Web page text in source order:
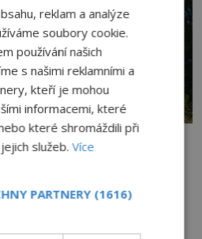
chodbách a přízraky
domy v Česku
vyprávěné u ohně. Po
reklam a analýze
soubory cookie.
používání našich
s našimi reklamními a
kteří je mohou
informacemi, které
které shromáždili při
služeb.Více
PARTNERY (1616)